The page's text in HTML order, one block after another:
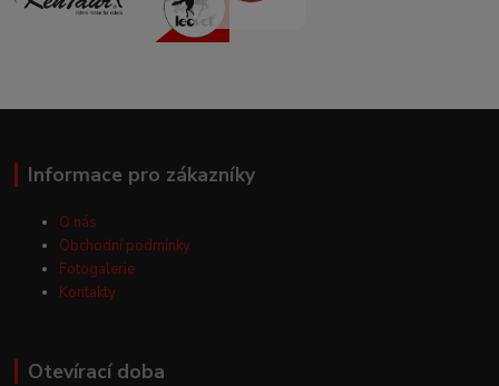
Informace pro zákazníky
O nás
Obchodní podmínky
Fotogalerie
Kontakty
Otevírací doba